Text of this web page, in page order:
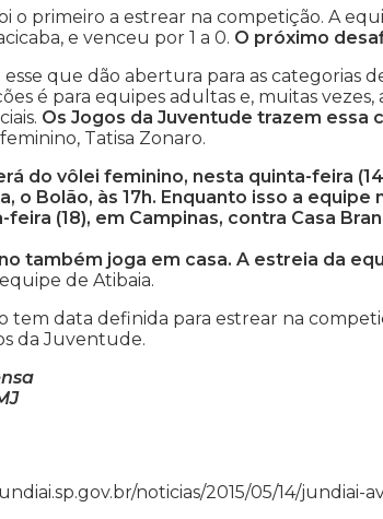
o primeiro a estrear na competição. A
e venceu por 1 a 0. O próximo
esse que dão abertura para as categorias
é para equipes adultas e, muitas
Os Jogos da Juventude trazem
Tatisa Zonaro.
do vôlei feminino, nesta quinta-feira
o Bolão, às 17h. Enquanto isso a
(18), em Campinas, contra Casa
também joga em casa. A estreia da
de Atibaia.
tem data definida para estrear na
da Juventude.
noticias/2015/05/14/